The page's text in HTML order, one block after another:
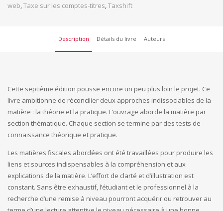
web,Taxe sur les comptes-titres,Taxshift
Description Détails du livre Auteurs
Cette septième édition pousse encore un peu plus loin le projet. Ce
livre ambitionne de réconcilier deux approches indissociables de la
matière : la théorie et la pratique. L’ouvrage aborde la matière par
section thématique. Chaque section se termine par des tests de
connaissance théorique et pratique.
Les matières fiscales abordées ont été travaillées pour produire les
liens et sources indispensables à la compréhension et aux
explications de la matière. L’effort de clarté et d’illustration est
constant. Sans être exhaustif, l’étudiant et le professionnel à la
recherche d’une remise à niveau pourront acquérir ou retrouver au